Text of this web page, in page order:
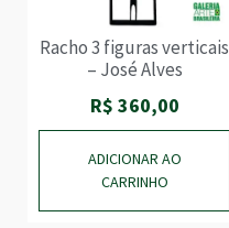
Racho 3 figuras verticais
– José Alves
R$ 360,00
ADICIONAR AO
CARRINHO